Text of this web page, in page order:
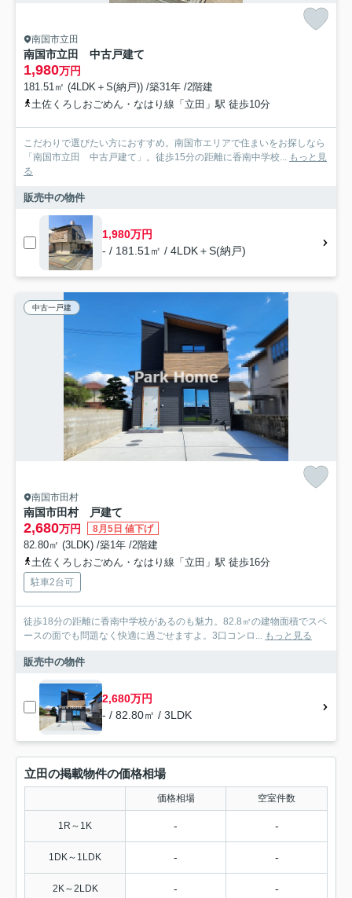
南国市立田
南国市立田 中古戸建て
1,980万円
181.51㎡ (4LDK＋S(納戸)) /築31年 /2階建
土佐くろしおごめん・なはり線「立田」駅 徒歩10分
こだわりで選びたい方におすすめ。南国市エリアで住まいをお探しなら
「南国市立田 中古戸建て」。徒歩15分の距離に香南中学校... もっと見
る
販売中の物件
1,980万円
- / 181.51㎡ / 4LDK＋S(納戸)
中古一戸建
南国市田村
南国市田村 戸建て
2,680万円 8月5日 値下げ
82.80㎡ (3LDK) /築1年 /2階建
土佐くろしおごめん・なはり線「立田」駅 徒歩16分
駐車2台可
徒歩18分の距離に香南中学校があるのも魅力。82.8㎡の建物面積でスペ
ースの面でも問題なく快適に過ごせますよ。3口コンロ... もっと見る
販売中の物件
2,680万円
- / 82.80㎡ / 3LDK
立田の掲載物件の価格相場
価格相場 空室件数
1R～1K - -
1DK～1LDK - -
2K～2LDK - -